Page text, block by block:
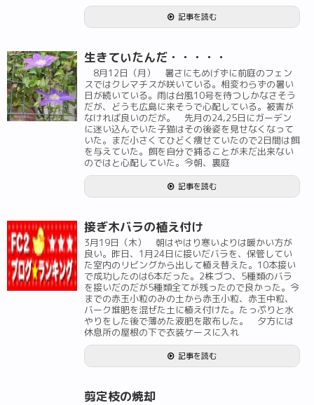
記事を読む
生きていたんだ・・・・・
8月12日（月） 暑さにもめげずに前庭のフェン
スではクレマチスが咲いている。相変わらずの暑い
日が続いている。雨は台風10号を待つしかなさそう
だが、どうも広島に来そうで心配している。被害が
なければ良いのだが。 先月の24,25日にガーデン
に迷い込んでいた子猫はその後姿を見せなくなって
いた。まだ小さくてひどく痩せていたので2日間は餌
を与えていた。餌を自分で捕ることが未だ出来ない
のではと心配していた。今朝、裏庭
記事を読む
接ぎ木バラの植え付け
3月19日（木） 朝はやはり寒いよりは暖かい方が
良い。昨日、1月24日に接いだバラを、保管してい
た室内のリビングから出して植え替えた。10本接い
で成功したのは6本だった。2株づつ、5種類のバラ
を接いだのだが5種類全てが残ったので良かった。今
までの赤玉小粒のみの土から赤玉小粒、赤玉中粒、
バーク堆肥を混ぜた土に植え付けた。たっぷりと水
やりをした後で薄めた液肥を散布した。 夕方には
休息所の屋根の下で衣装ケースに入れ
記事を読む
剪定枝の焼却